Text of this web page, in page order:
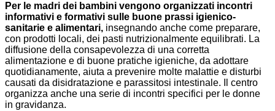
Per le madri dei bambini vengono organizzati incontri
informativi e formativi sulle buone prassi igienico-
sanitarie e alimentari, insegnando anche come preparare,
con prodotti locali, dei pasti nutrizionalmente equilibrati. La
diffusione della consapevolezza di una corretta
alimentazione e di buone pratiche igieniche, da adottare
quotidianamente, aiuta a prevenire molte malattie e disturbi
causati da disidratazione e parassitosi intestinale. Il centro
organizza anche una serie di incontri specifici per le donne
in gravidanza.